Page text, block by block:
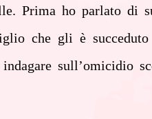
Prima ho parlato di
che gli è
sull’omicidio